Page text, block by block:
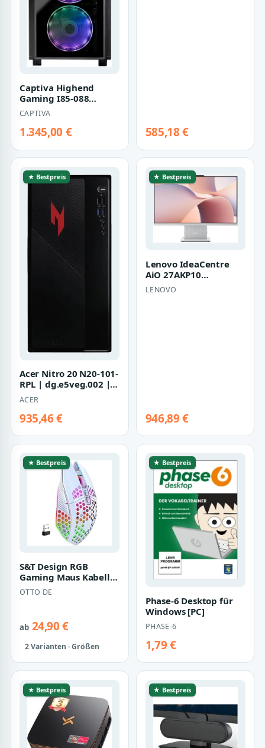
Captiva Highend
Gaming I85-088
(Schwarz)
CAPTIVA
1.345,00 € 585,18 €
★ Bestpreis
Acer Nitro 20 N20-101-
RPL | dg.e5veg.002 |
Tower - Core 5 210H /
2.2 G…
ACER
935,46 €
★ Bestpreis
Lenovo IdeaCentre
AiO 27AKP10
(F0JE000LGE) (cloud
grey)
LENOVO
946,89 €
★ Bestpreis
S&T Design RGB
Gaming Maus Kabellos
Wireless Leise Weiß
Schwarz USB Ga…
OTTO DE
ab24,90 €
2 Varianten · Größen
★ Bestpreis
Phase-6 Desktop für
Windows [PC]
PHASE-6
1,79 €
★ Bestpreis ★ Bestpreis